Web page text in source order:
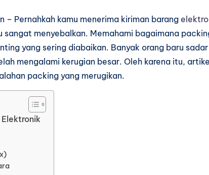
– Pernahkah kamu menerima kiriman barang
sangat menyebalkan. Memahami bagaimana
yang sering diabaikan. Banyak orang baru sadar
mengalami kerugian besar. Oleh karena itu,
packing yang merugikan.